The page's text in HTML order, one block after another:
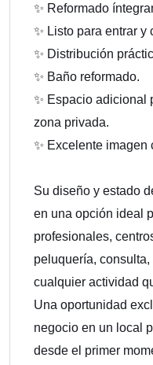
✨ Reformado
✨ Listo para entrar
✨ Distribución
✨ Baño reformado.
✨ Espacio adicional
zona privada.
✨ Excelente imagen
Su diseño y estado
en una opción ideal
profesionales,
peluquería,
cualquier actividad
Una oportunidad
negocio en un local
desde el primer